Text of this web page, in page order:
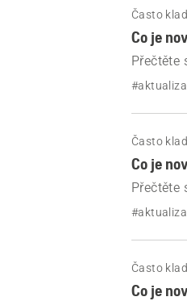
Často
Co je
Přečtěte
405X a
Často
Co je
Přečtěte
Často
Co je